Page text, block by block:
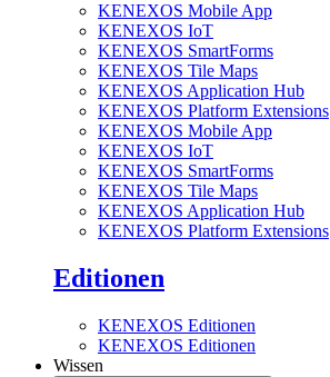
KENEXOS Mobile App
KENEXOS IoT
KENEXOS SmartForms
KENEXOS Tile Maps
KENEXOS Application Hub
KENEXOS Platform Extensions
KENEXOS Mobile App
KENEXOS IoT
KENEXOS SmartForms
KENEXOS Tile Maps
KENEXOS Application Hub
KENEXOS Platform Extensions
Editionen
KENEXOS Editionen
KENEXOS Editionen
Wissen